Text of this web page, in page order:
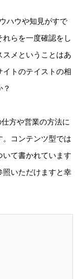
ハウや知見がすで
らを一度確認をし
メということはあ
トのテイストの相
方や営業の方法に
コンテンツ型では
て書かれています
いただけますと幸